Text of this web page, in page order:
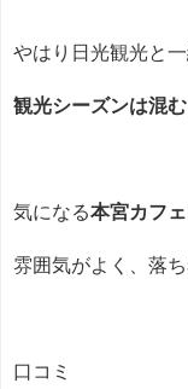
やはり日光観光と
観光シーズンは混
気になる本宮カフ
雰囲気がよく、落
口コミ